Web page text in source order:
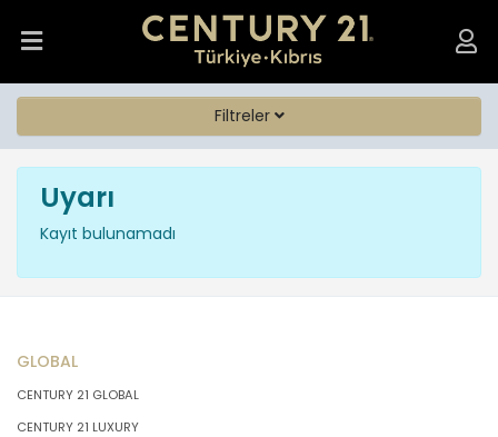
Filtreler
Uyarı
Kayıt bulunamadı
GLOBAL
CENTURY 21 GLOBAL
CENTURY 21 LUXURY